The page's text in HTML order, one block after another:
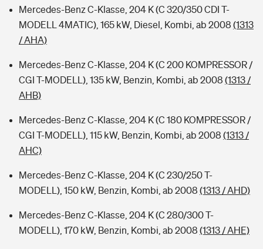
Mercedes-Benz C-Klasse, 204 K (C 320/350 CDI T-
MODELL 4MATIC), 165 kW, Diesel, Kombi, ab 2008 (1313
/ AHA)
Mercedes-Benz C-Klasse, 204 K (C 200 KOMPRESSOR /
CGI T-MODELL), 135 kW, Benzin, Kombi, ab 2008 (1313 /
AHB)
Mercedes-Benz C-Klasse, 204 K (C 180 KOMPRESSOR /
CGI T-MODELL), 115 kW, Benzin, Kombi, ab 2008 (1313 /
AHC)
Mercedes-Benz C-Klasse, 204 K (C 230/250 T-
MODELL), 150 kW, Benzin, Kombi, ab 2008 (1313 / AHD)
Mercedes-Benz C-Klasse, 204 K (C 280/300 T-
MODELL), 170 kW, Benzin, Kombi, ab 2008 (1313 / AHE)